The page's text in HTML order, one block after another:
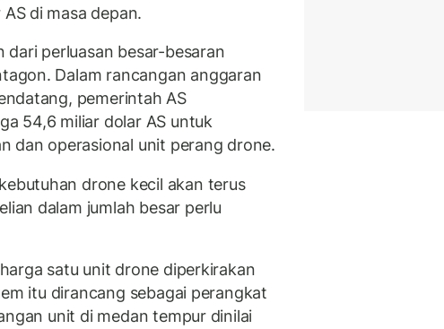
di masa depan.
dari perluasan besar-besaran
Dalam rancangan anggaran
pemerintah AS
54,6 miliar dolar AS untuk
dan operasional unit perang drone.
drone kecil akan terus
dalam jumlah besar perlu
satu unit drone diperkirakan
itu dirancang sebagai perangkat
unit di medan tempur dinilai